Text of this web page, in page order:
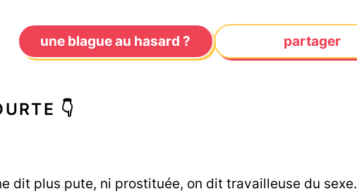
une blague au hasard ? partager
👇
dit plus pute, ni prostituée, on dit travailleuse du sexe.